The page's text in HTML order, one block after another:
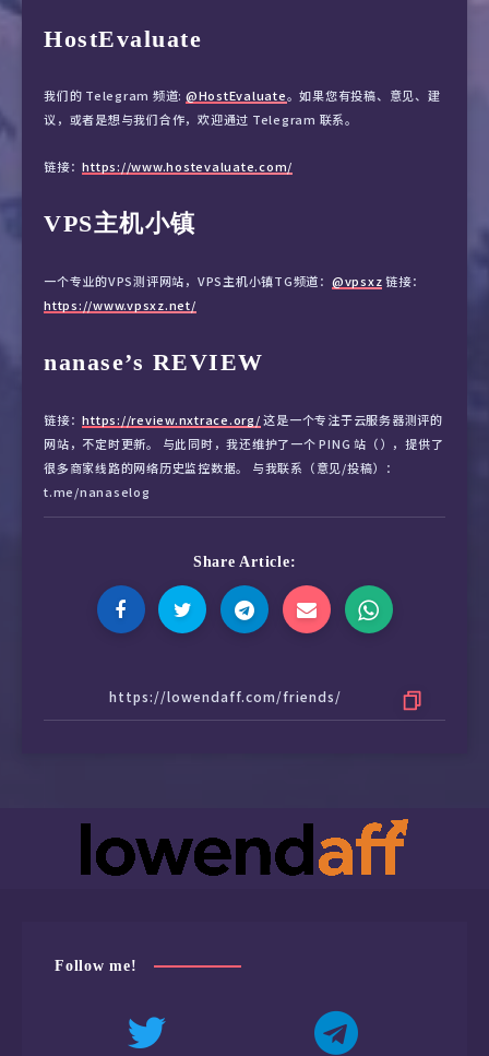
HostEvaluate
我们的 Telegram 频道: @HostEvaluate。如果您有投稿、意见、建
议，或者是想与我们合作，欢迎通过 Telegram 联系。
链接：https://www.hostevaluate.com/
VPS主机小镇
一个专业的VPS测评网站，VPS主机小镇TG频道： @vpsxz链接：
https://www.vpsxz.net/
nanase’s REVIEW
链接：https://review.nxtrace.org/这是一个专注于云服务器测评的
网站，不定时更新。 与此同时，我还维护了一个 PING 站（），提供了
很多商家线路的网络历史监控数据。 与我联系（意见/投稿）：
t.me/nanaselog
Share Article:
Follow me!